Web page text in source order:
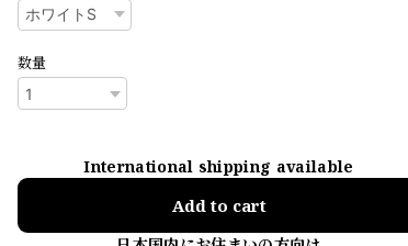
数量
International shipping available
Add to cart